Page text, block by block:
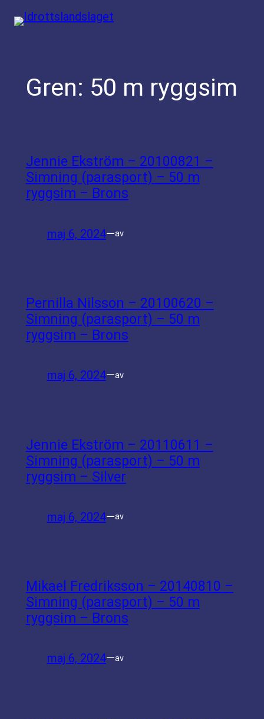
Hoppa
Gren: 50 m ryggsim
Jennie Ekström – 20100821 –
Simning (parasport) – 50 m
ryggsim – Brons
maj 6, 2024—av
Pernilla Nilsson – 20100620 –
Simning (parasport) – 50 m
ryggsim – Brons
maj 6, 2024—av
Jennie Ekström – 20110611 –
Simning (parasport) – 50 m
ryggsim – Silver
maj 6, 2024—av
Mikael Fredriksson – 20140810 –
Simning (parasport) – 50 m
ryggsim – Brons
maj 6, 2024—av